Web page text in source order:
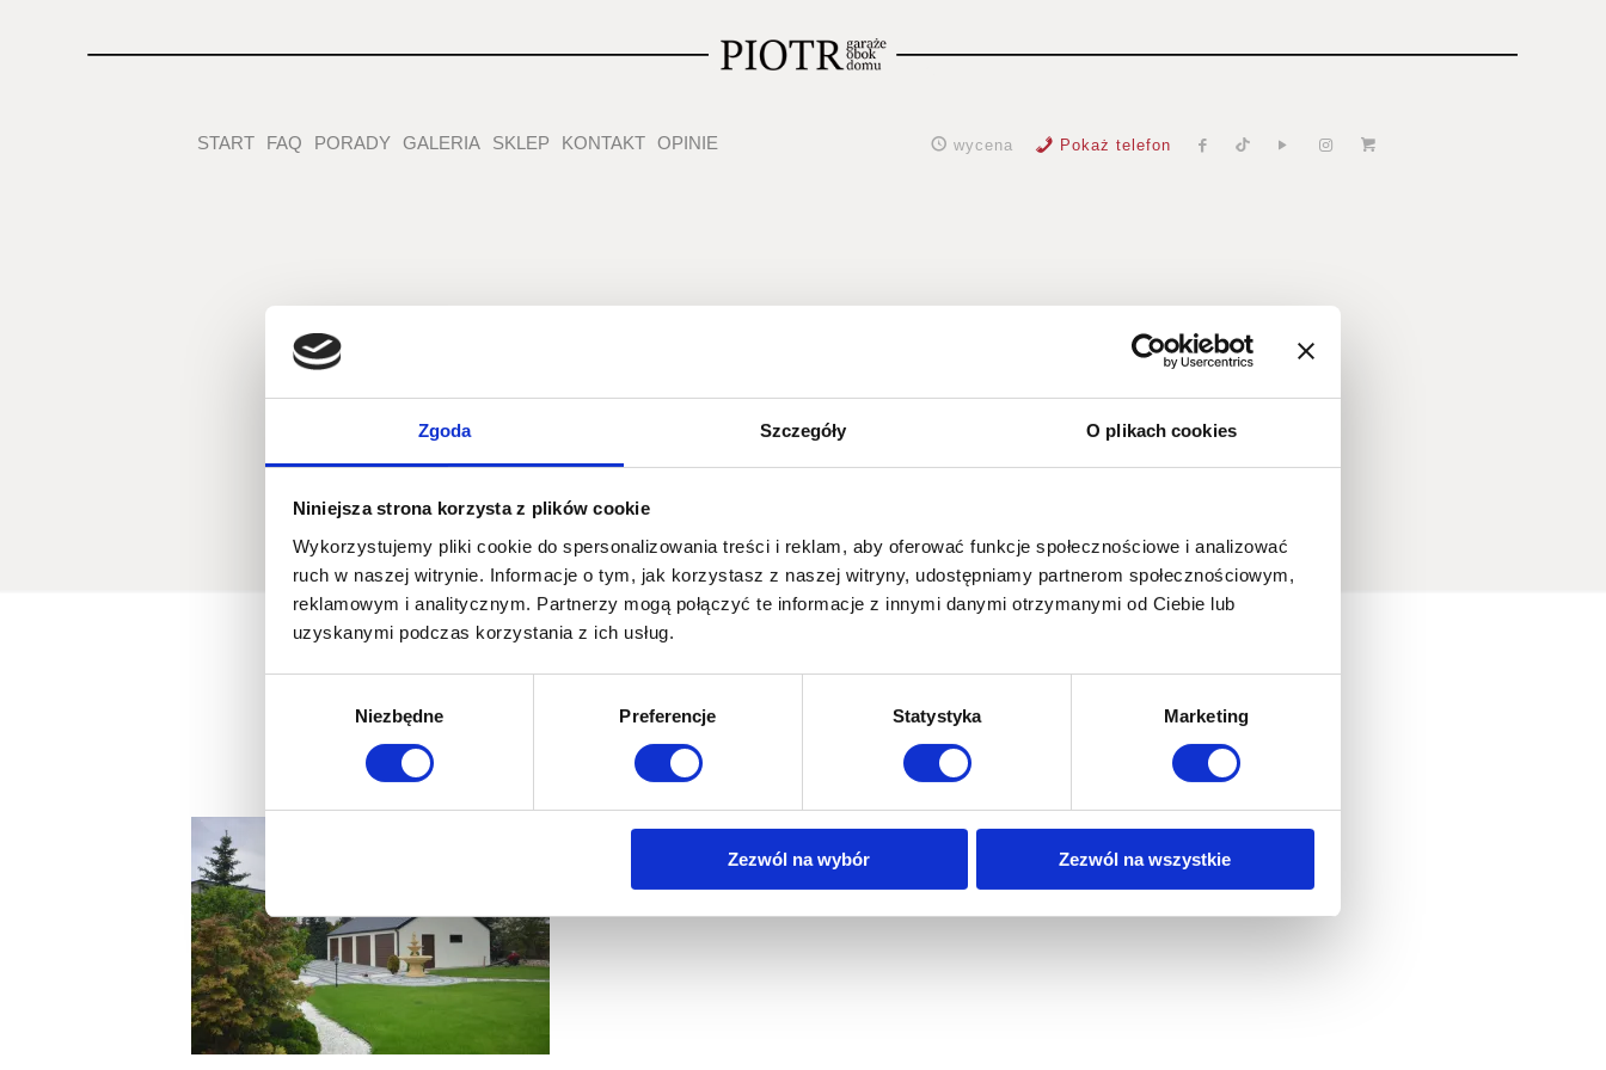
Zgoda Szczegóły O plikach cookies
Niniejsza strona korzysta z plików cookie
Wykorzystujemy pliki cookie do spersonalizowania treści i reklam, aby oferować funkcje społecznościowe i analizować
ruch w naszej witrynie. Informacje o tym, jak korzystasz z naszej witryny, udostępniamy partnerom społecznościowym,
reklamowym i analitycznym. Partnerzy mogą połączyć te informacje z innymi danymi otrzymanymi od Ciebie lub
uzyskanymi podczas korzystania z ich usług.
Niezbędne Preferencje Statystyka Marketing
Zezwól na wybór Zezwól na wszystkie
START FAQ PORADY GALERIA SKLEP KONTAKT OPINIE wycena Pokaż telefon